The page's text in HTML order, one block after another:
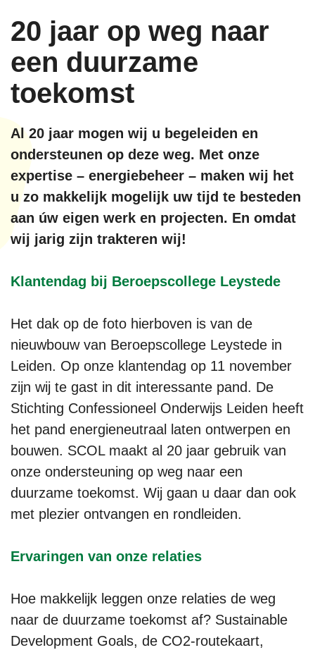
20 jaar op weg naar
een duurzame
toekomst
Al 20 jaar mogen wij u begeleiden en
ondersteunen op deze weg. Met onze
expertise – energiebeheer – maken wij het
u zo makkelijk mogelijk uw tijd te besteden
aan úw eigen werk en projecten. En omdat
wij jarig zijn trakteren wij!
Klantendag bij Beroepscollege Leystede
Het dak op de foto hierboven is van de
nieuwbouw van Beroepscollege Leystede in
Leiden. Op onze klantendag op 11 november
zijn wij te gast in dit interessante pand. De
Stichting Confessioneel Onderwijs Leiden heeft
het pand energieneutraal laten ontwerpen en
bouwen. SCOL maakt al 20 jaar gebruik van
onze ondersteuning op weg naar een
duurzame toekomst. Wij gaan u daar dan ook
met plezier ontvangen en rondleiden.
Ervaringen van onze relaties
Hoe makkelijk leggen onze relaties de weg
naar de duurzame toekomst af? Sustainable
Development Goals, de CO2-routekaart,